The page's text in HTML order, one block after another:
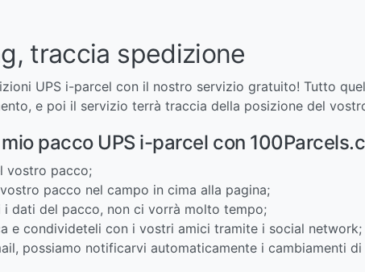
traccia spedizione
UPS i-parcel con il nostro servizio gratuito! Tutto
e poi il servizio terrà traccia della posizione del
pacco UPS i-parcel con
vostro pacco;
pacco nel campo in cima alla pagina;
dati del pacco, non ci vorrà molto tempo;
e condivideteli con i vostri amici tramite i social network;
possiamo notificarvi automaticamente i cambiamenti